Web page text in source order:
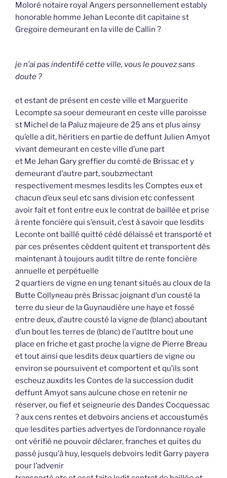
Moloré notaire royal Angers personnellement estably
honorable homme Jehan Leconte dit capitaine st
Gregoire demeurant en la ville de Callin ?
je n’ai pas indentifé cette ville, vous le pouvez sans
doute ?
et estant de présent en ceste ville et Marguerite
Lecompte sa soeur demeurant en ceste ville paroisse
st Michel de la Paluz majeure de 25 ans et plus ainsy
qu’elle a dit, héritiers en partie de deffunt Julien Amyot
vivant demeurant en ceste ville d’une part
et Me Jehan Gary greffier du comté de Brissac et y
demeurant d’autre part, soubzmectant
respectivement mesmes lesdits les Comptes eux et
chacun d’eux seul etc sans division etc confessent
avoir fait et font entre eux le contrat de baillée et prise
à rente foncière qui s’ensuit, c’est à savoir que lesdits
Leconte ont baillé quitté cédé délaissé et transporté et
par ces présentes cèddent quitent et transportent dès
maintenant à toujours audit tiltre de rente foncière
annuelle et perpétuelle
2 quartiers de vigne en ung tenant situés au cloux de la
Butte Collyneau près Brissac joignant d’un cousté la
terre du sieur de la Guynaudière une haye et fossé
entre deux, d’autre cousté la vigne de (blanc) aboutant
d’un bout les terres de (blanc) de l’autltre bout une
place en friche et gast proche la vigne de Pierre Breau
et tout ainsi que lesdits deux quartiers de vigne ou
environ se poursuivent et comportent et qu’ils sont
escheuz auxdits les Contes de la succession dudit
deffunt Amyot sans aulcune chose en retenir ne
réserver, ou fief et seigneurie des Dandes Cocquessac
? aux cens rentes et debvoirs anciens et accoustumés
que lesdites parties advertyes de l’ordonnance royale
ont vérifié ne pouvoir déclarer, franches et quites du
passé jusqu’à huy, lesquels debvoirs ledit Garry payera
pour l’advenir